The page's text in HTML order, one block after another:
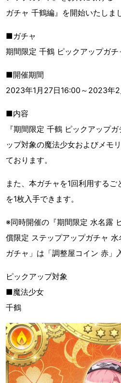
ガチャ 千鶴編』を開始いたしま
■ガチャ
期間限定 千鶴 ピックアップガチ
■開催期間
2023年1月27日16:00～2023年
■内容
『期間限定 千鶴 ピックアップ
ップ対象の魔法少女およびメモ
ております。
また、本ガチャを1回利用するご
を1枚入手できます。
※同時開催の『期間限定 水名露
償限定 ステップアップガチャ
ガチャ」は「調整屋コイン 赤」
ピックアップ対象
■魔法少女
千鶴